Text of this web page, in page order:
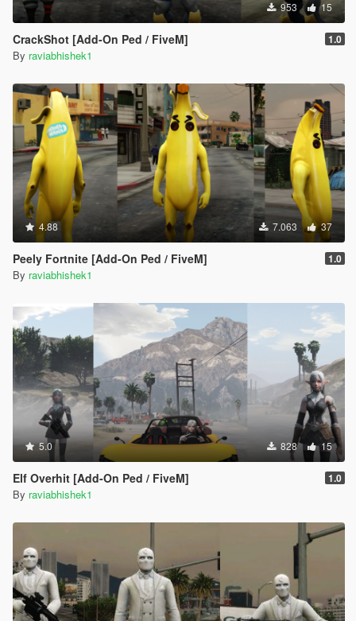
953 15
CrackShot [Add-On Ped / FiveM] 1.0
By raviabhishek1
4.88 7.063 37
Peely Fortnite [Add-On Ped / FiveM] 1.0
By raviabhishek1
5.0 828 15
Elf Overhit [Add-On Ped / FiveM] 1.0
By raviabhishek1